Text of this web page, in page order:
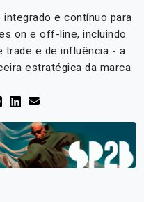
e contínuo para
on e off-line, incluindo
trade e de influência - a
estratégica da marca